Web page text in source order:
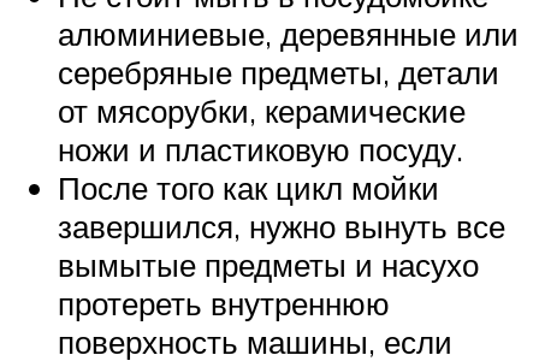
алюминиевые, деревянные или
серебряные предметы, детали
от мясорубки, керамические
ножи и пластиковую посуду.
После того как цикл мойки
завершился, нужно вынуть все
вымытые предметы и насухо
протереть внутреннюю
поверхность машины, если